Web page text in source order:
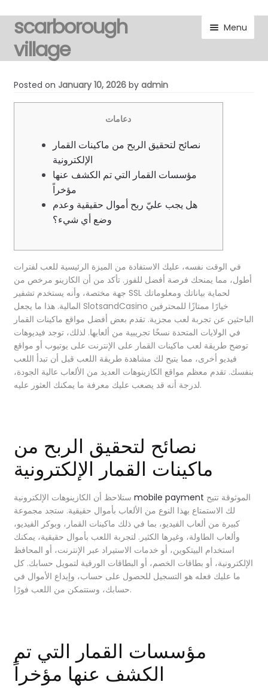
Skip
to
navigation
Skip
to
content
scarborough
village
Menu
gallery
marketplace
discover
menu
Posted on January 10, 2026 by admin
دعامات
نصائح لتحقيق الربح من ماكينات القمار
الإلكترونية
مؤسسات القمار التي تم الكشف عنها
مؤخراً
هل يجب عليّ ربح أموال حقيقية وعدم
وضع أي شيء؟
في الوقت نفسه، عليك الاستفادة من الميزة الرئيسية للعب لفترات
أطول، مما يمنحك فرصة أفضل للفوز. تأكد من أن الكازينو مرخص من
جهة مختصة، وأنه يستخدم تشفير SSL لحماية بياناتك ومعلوماتك
المالية. هذا ما يجعل SlotsandCasino خيارًا ممتازًا للمحترفين
الباحثين عن تجربة لعب مجزية. تقدم بعض أفضل مواقع ماكينات القمار
في الولايات المتحدة نسخًا تجريبية من ألعابها. لذلك، توجد فيديوهات
توضح طريقة لعب ماكينات القمار على الإنترنت على يوتيوب أو مواقع
فيديو أخرى، مما يتيح لك مشاهدة طريقة اللعب قبل أن تبدأ اللعب
بنفسك. تقدم معظم مواقع الكازينوهات العديد من الألعاب عالية الجودة،
لدرجة أنه قد يصعب عليك معرفة ما يمكنك العثور عليه.
نصائح لتحقيق الربح من
ماكينات القمار الإلكترونية
mobile payment
لك الاستمتاع بهذا النوع من الألعاب بأموال حقيقية. ستجد مجموعة
كبيرة من ألعاب الفيديو، بما في ذلك ماكينات القمار، وبوكر الفيديو،
وألعاب الطاولة، وغيرها الكثير. لتجربة اللعب بأموال حقيقية، يمكنك
استخدام البيتكوين، أو خدمات الاستيراد عبر الإنترنت، أو المحافظ
الإلكترونية، أو بطاقات الخصم، أو البطاقات الورقية لتمويل حسابك. كل
ما عليك فعله هو التسجيل للحصول على حساب، وإيداع الأموال في
حسابك، وستتمكن من اللعب فورًا.
مؤسسات القمار التي تم
الكشف عنها مؤخراً